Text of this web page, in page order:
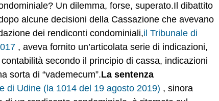
Un dilemma, forse, superato.Il dibattito
alcune decisioni della Cassazione che avevano
dei rendiconti condominiali,il Tribunale di
, aveva fornito un’articolata serie di indicazioni,
secondo il principio di cassa, indicazioni
sorta di “vademecum”.La sentenza
di Udine (la 1014 del 19 agosto 2019) , sinora